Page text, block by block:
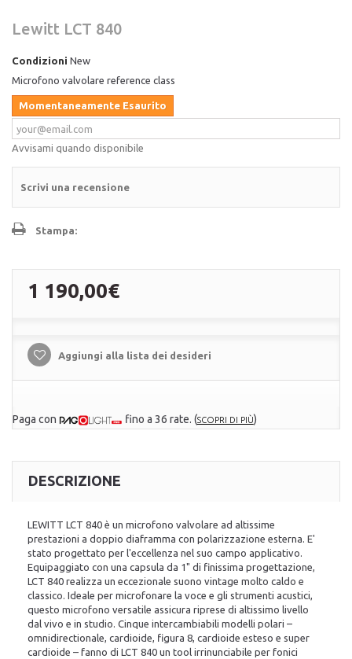
Lewitt LCT 840
Condizioni New
Microfono valvolare reference class
Momentaneamente Esaurito
Avvisami quando disponibile
Scrivi una recensione
Stampa:
1 190,00€
Aggiungi alla lista dei desideri
Paga con fino a 36 rate. (SCOPRI DI PIÙ)
DESCRIZIONE
LEWITT LCT 840 è un microfono valvolare ad altissime
prestazioni a doppio diaframma con polarizzazione esterna. E'
stato progettato per l'eccellenza nel suo campo applicativo.
Equipaggiato con una capsula da 1" di finissima progettazione,
LCT 840 realizza un eccezionale suono vintage molto caldo e
classico. Ideale per microfonare la voce e gli strumenti acustici,
questo microfono versatile assicura riprese di altissimo livello
dal vivo e in studio. Cinque intercambiabili modelli polari –
omnidirectionale, cardioide, figura 8, cardioide esteso e super
cardioide – fanno di LCT 840 un tool irrinunciabile per fonici